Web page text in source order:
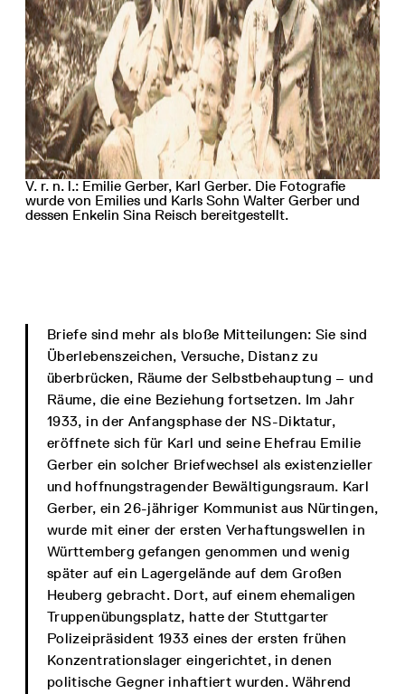
V. r. n. l.: Emilie Gerber, Karl Gerber. Die Fotografie
wurde von Emilies und Karls Sohn Walter Gerber und
dessen Enkelin Sina Reisch bereitgestellt.
Briefe sind mehr als bloße Mitteilungen: Sie sind
Überlebenszeichen, Versuche, Distanz zu
überbrücken, Räume der Selbstbehauptung – und
Räume, die eine Beziehung fortsetzen. Im Jahr
1933, in der Anfangsphase der NS-Diktatur,
eröffnete sich für Karl und seine Ehefrau Emilie
Gerber ein solcher Briefwechsel als existenzieller
und hoffnungstragender Bewältigungsraum. Karl
Gerber, ein 26-jähriger Kommunist aus Nürtingen,
wurde mit einer der ersten Verhaftungswellen in
Württemberg gefangen genommen und wenig
später auf ein Lagergelände auf dem Großen
Heuberg gebracht. Dort, auf einem ehemaligen
Truppenübungsplatz, hatte der Stuttgarter
Polizeipräsident 1933 eines der ersten frühen
Konzentrationslager eingerichtet, in denen
politische Gegner inhaftiert wurden. Während